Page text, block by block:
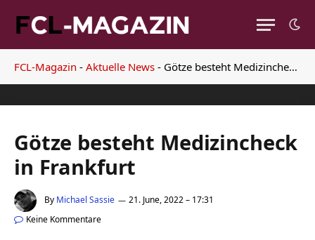
FCL-Magazin - Aktuelle News - Götze besteht Medizincheck in Frankfurt
Götze besteht Medizincheck
in Frankfurt
By Michael Sassie
21. June, 2022 – 17:31
Keine Kommentare